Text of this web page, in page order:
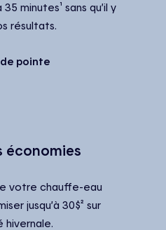
minutes¹ sans qu’il y
résultats.
pointe
économies
votre chauffe-eau
jusqu’à 30$² sur